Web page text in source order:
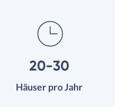
20-30
Häuser pro Jahr